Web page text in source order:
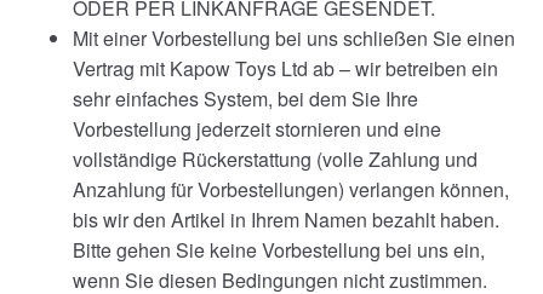
ODER PER LINKANFRAGE GESENDET.
Mit einer Vorbestellung bei uns schließen Sie einen
Vertrag mit Kapow Toys Ltd ab – wir betreiben ein
sehr einfaches System, bei dem Sie Ihre
Vorbestellung jederzeit stornieren und eine
vollständige Rückerstattung (volle Zahlung und
Anzahlung für Vorbestellungen) verlangen können,
bis wir den Artikel in Ihrem Namen bezahlt haben.
Bitte gehen Sie keine Vorbestellung bei uns ein,
wenn Sie diesen Bedingungen nicht zustimmen.